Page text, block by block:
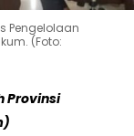
Pengelolaan
(Foto:
Provinsi